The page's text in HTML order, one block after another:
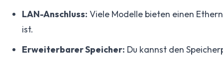
LAN-Anschluss: Viele Modelle bieten einen
ist.
Erweiterbarer Speicher: Du kannst den